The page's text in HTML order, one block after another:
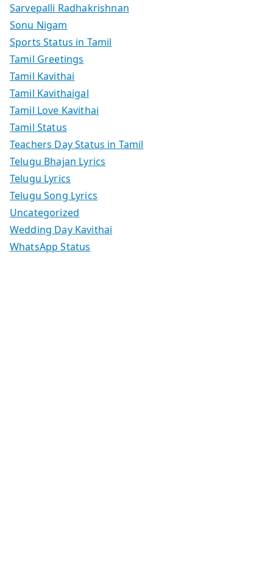
Sarvepalli Radhakrishnan
Sonu Nigam
Sports Status in Tamil
Tamil Greetings
Tamil Kavithai
Tamil Kavithaigal
Tamil Love Kavithai
Tamil Status
Teachers Day Status in Tamil
Telugu Bhajan Lyrics
Telugu Lyrics
Telugu Song Lyrics
Uncategorized
Wedding Day Kavithai
WhatsApp Status